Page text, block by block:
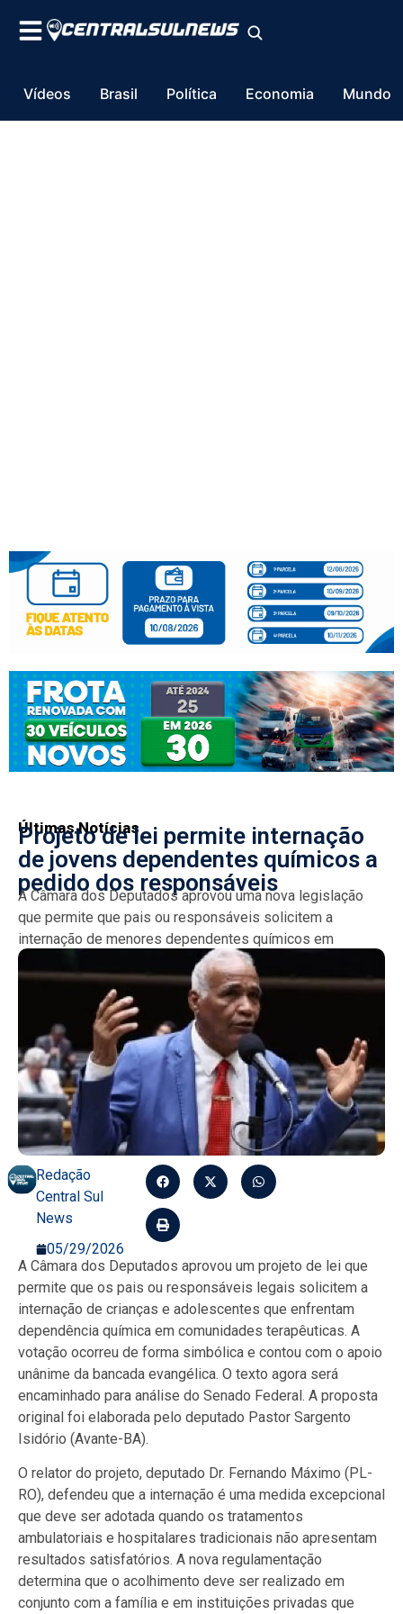
Vídeos Brasil Política Economia Mundo
Últimas Notícias
Projeto de lei permite internação
de jovens dependentes químicos a
pedido dos responsáveis
A Câmara dos Deputados aprovou uma nova legislação
que permite que pais ou responsáveis solicitem a
internação de menores dependentes químicos em
comunidades terapêuticas. O...
Redação
Central Sul
News
05/29/2026
A Câmara dos Deputados aprovou um projeto de lei que
permite que os pais ou responsáveis legais solicitem a
internação de crianças e adolescentes que enfrentam
dependência química em comunidades terapêuticas. A
votação ocorreu de forma simbólica e contou com o apoio
unânime da bancada evangélica. O texto agora será
encaminhado para análise do Senado Federal. A proposta
original foi elaborada pelo deputado Pastor Sargento
Isidório (Avante-BA).
O relator do projeto, deputado Dr. Fernando Máximo (PL-
RO), defendeu que a internação é uma medida excepcional
que deve ser adotada quando os tratamentos
ambulatoriais e hospitalares tradicionais não apresentam
resultados satisfatórios. A nova regulamentação
determina que o acolhimento deve ser realizado em
conjunto com a família e em instituições privadas que